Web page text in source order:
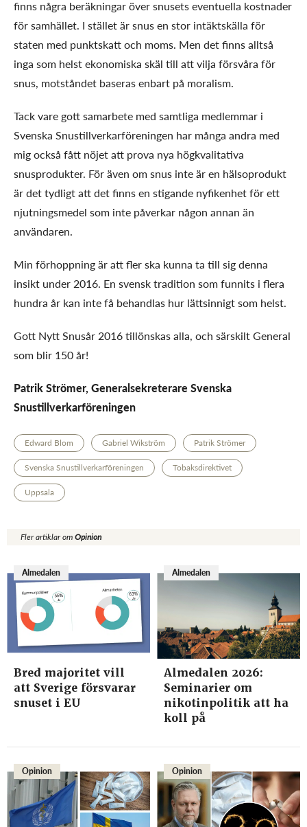
finns några beräkningar över snusets eventuella kostnader
för samhället. I stället är snus en stor intäktskälla för
staten med punktskatt och moms. Men det finns alltså
inga som helst ekonomiska skäl till att vilja försvåra för
snus, motståndet baseras enbart på moralism.
Tack vare gott samarbete med samtliga medlemmar i
Svenska Snustillverkarföreningen har många andra med
mig också fått nöjet att prova nya högkvalitativa
snusprodukter. För även om snus inte är en hälsoprodukt
är det tydligt att det finns en stigande nyfikenhet för ett
njutningsmedel som inte påverkar någon annan än
användaren.
Min förhoppning är att fler ska kunna ta till sig denna
insikt under 2016. En svensk tradition som funnits i flera
hundra år kan inte få behandlas hur lättsinnigt som helst.
Gott Nytt Snusår 2016 tillönskas alla, och särskilt General
som blir 150 år!
Patrik Strömer, Generalsekreterare Svenska
Snustillverkarföreningen
Edward Blom Gabriel Wikström Patrik Strömer
Svenska Snustillverkarföreningen Tobaksdirektivet
Uppsala
Fler artiklar omOpinion
Almedalen
Bred majoritet vill
att Sverige försvarar
snuset i EU
Almedalen
Almedalen 2026:
Seminarier om
nikotinpolitik att ha
koll på
Opinion Opinion